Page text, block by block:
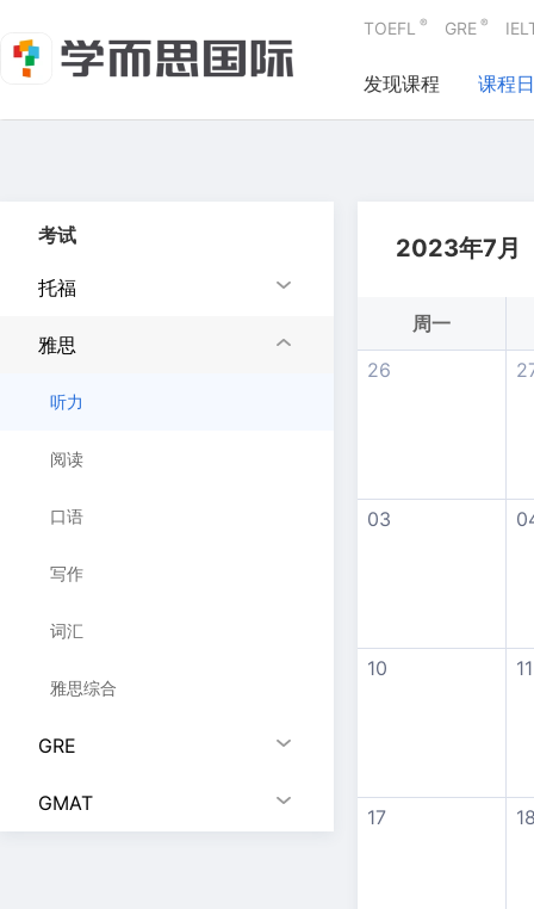
TOEFL ® GRE ®
发现课程 课程
考试
托福
雅思
听力
阅读
口语
写作
词汇
雅思综合
GRE
GMAT
2023年7月
周一
26
03
10 11
17